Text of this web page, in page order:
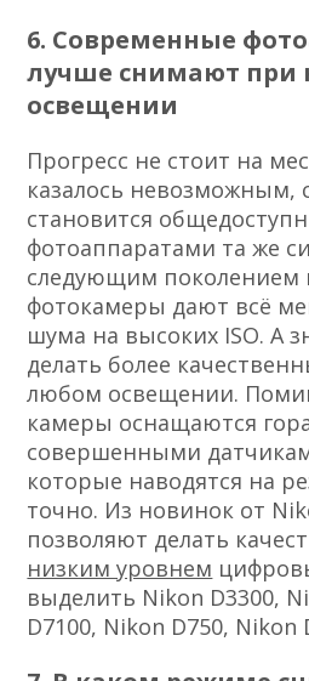
6. Современные
лучше снимают при
освещении
Прогресс не стоит на
казалось невозможным,
становится
фотоаппаратами та же
следующим поколением
фотокамеры дают всё
шума на высоких ISO. А
делать более
любом освещении.
камеры оснащаются
совершенными
которые наводятся на
точно. Из новинок от
позволяют делать
низким уровнем
выделить Nikon D3300,
D7100, Nikon D750, Nikon